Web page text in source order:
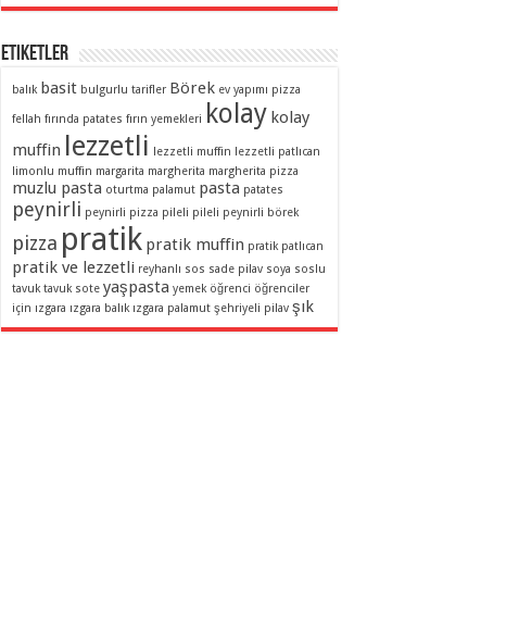
Etiketler
balık basit bulgurlu tarifler Börek ev yapımı pizza
fellah fırında patates fırın yemekleri kolay kolay
muffin lezzetli lezzetli muffin lezzetli patlıcan
limonlu muffin margarita margherita margherita pizza
muzlu pasta oturtma palamut pasta patates
peynirli peynirli pizza pileli pileli peynirli börek
pizza pratik pratik muffin pratik patlıcan
pratik ve lezzetli reyhanlı sos sade pilav soya soslu
tavuk tavuk sote yaşpasta yemek öğrenci öğrenciler
için ızgara ızgara balık ızgara palamut şehriyeli pilav şık